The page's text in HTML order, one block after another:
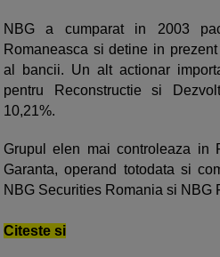
NBG a cumparat in 2003
Romaneasca si detine in
al bancii. Un alt actionar
pentru Reconstructie si
10,21%.
Grupul elen mai controleaza in
Garanta, operand totodata si
NBG Securities Romania si NBG
Citeste si